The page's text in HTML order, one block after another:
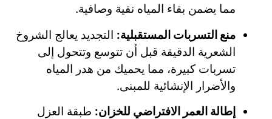
مما يضمن بقاء المياه نقية وصافية.
منع التسربات المستقبلية: التجديد يعالج الشروخ
الشعرية الدقيقة قبل أن تتوسع وتتحول إلى
تسربات كبيرة، مما يحميك من هدر المياه
والأضرار الإنشائية للمبنى.
إطالة العمر الافتراضي للخزان: طبقة العزل